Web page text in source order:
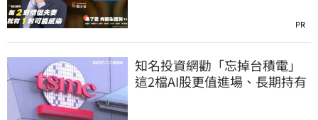
PR
知名投資網勸「忘掉台積電」
這2檔AI股更值進場、長期持有